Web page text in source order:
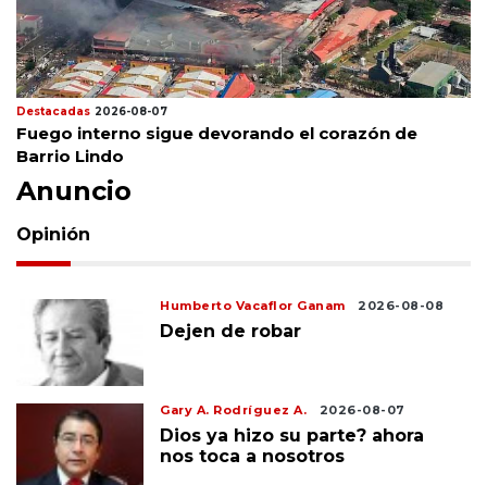
Destacadas 2026-08-07
Fuego interno sigue devorando el corazón de
Barrio Lindo
Anuncio
Opinión
Humberto Vacaflor Ganam 2026-08-08
Dejen de robar
Gary A. Rodríguez A. 2026-08-07
Dios ya hizo su parte? ahora
nos toca a nosotros